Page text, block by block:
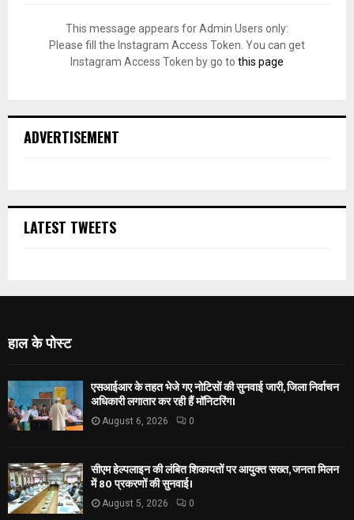
This message appears for Admin Users only:
Please fill the Instagram Access Token. You can get
Instagram Access Token by go to this page
ADVERTISEMENT
LATEST TWEETS
हाल के पोस्ट
एसआईआर के तहत भेजे गए नोटिसों की सुनवाई जारी, जिला निर्वाचन
अधिकारी लगातार कर रही हैं मॉनिटरिंग।
August 6, 2026 0
सीएम हेल्पलाइन की लंबित शिकायतों पर आयुक्त सख्त, जनता मिलन
में 80 प्रकरणों की सुनवाई।
August 5, 2026 0